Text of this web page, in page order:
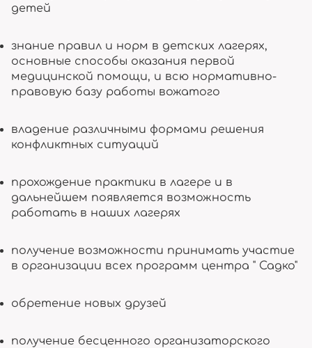
детей
знание правил и норм в детских лагерях,
основные способы оказания первой
медицинской помощи, и всю нормативно-
правовую базу работы вожатого
владение различными формами решения
конфликтных ситуаций
прохождение практики в лагере и в
дальнейшем появляется возможность
работать в наших лагерях
получение возможности принимать участие
в организации всех программ центра " Садко"
обретение новых друзей
получение бесценного организаторского